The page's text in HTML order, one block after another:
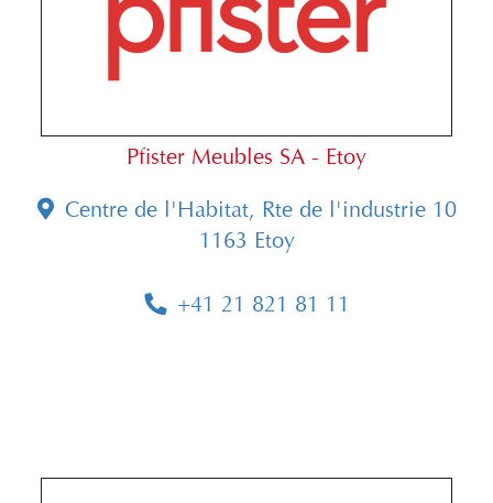
Pfister Meubles SA - Etoy
Centre de l'Habitat, Rte de l'industrie 10
1163 Etoy
+41 21 821 81 11